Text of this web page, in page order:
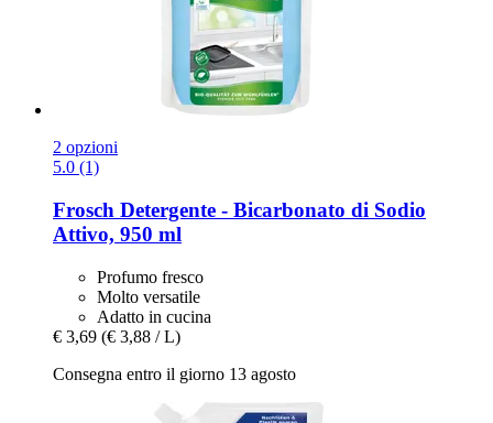
2 opzioni
5.0 (1)
Frosch Detergente -​ Bicarbonato di Sodio
Attivo, 950 ml
Profumo fresco
Molto versatile
Adatto in cucina
€ 3,69 (€ 3,88 / L)
Consegna entro il giorno 13 agosto